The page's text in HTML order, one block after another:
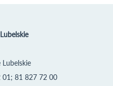
01; 81 827 72 00